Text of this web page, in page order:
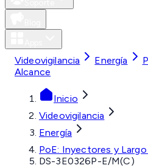
Videovigilancia Energía
Alcance
Inicio
Videovigilancia
Energía
PoE: Inyectores y
DS-3E0326P-E/M(C)